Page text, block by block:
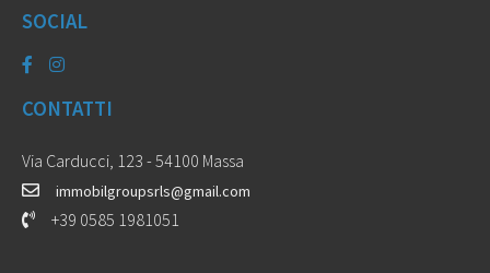
SOCIAL
CONTATTI
Via Carducci, 123 - 54100 Massa
immobilgroupsrls@gmail.com
+39 0585 1981051